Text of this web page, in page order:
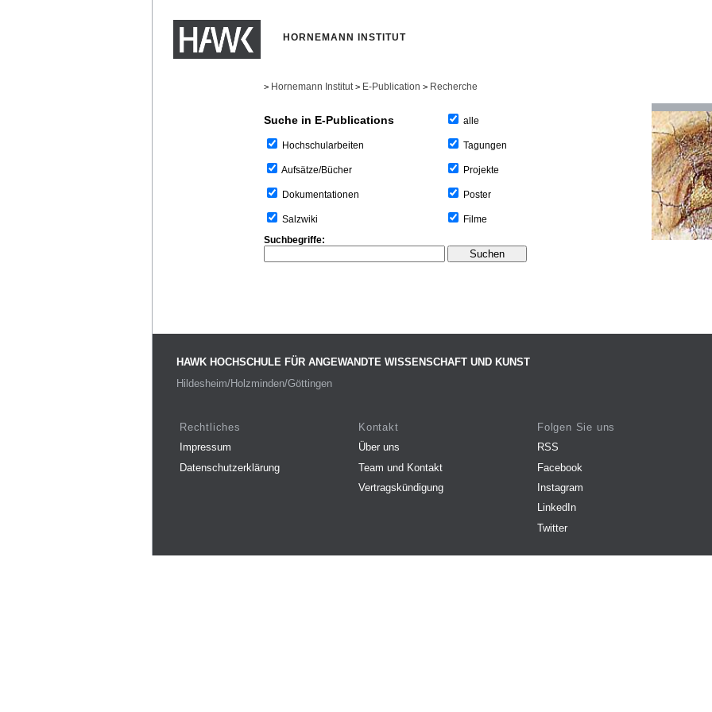
HORNEMANN INSTITUT
> Hornemann Institut > E-Publication > Recherche
Suche in E-Publications
Hochschularbeiten
Aufsätze/Bücher
Dokumentationen
Salzwiki
alle
Tagungen
Projekte
Poster
Filme
Suchbegriffe:
HAWK HOCHSCHULE FÜR ANGEWANDTE WISSENSCHAFT UND KUNST
Hildesheim/Holzminden/Göttingen
Rechtliches
Impressum
Datenschutzerklärung
Kontakt
Über uns
Team und Kontakt
Vertragskündigung
Folgen Sie uns
RSS
Facebook
Instagram
LinkedIn
Twitter